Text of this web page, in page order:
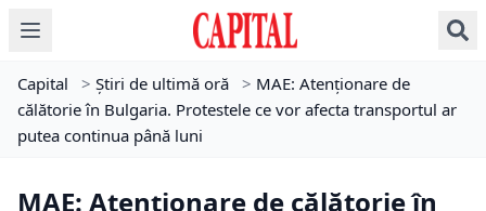
Capital > Știri de ultimă oră > MAE: Atenționare de
călătorie în Bulgaria. Protestele ce vor afecta transportul ar
putea continua până luni
MAE: Atenționare de călătorie în